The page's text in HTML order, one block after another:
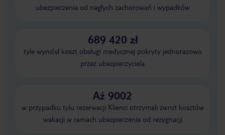
ubezpieczenia od nagłych zachorowań i wypadków
689 420 zł
tyle wyniósł koszt obsługi medycznej pokryty jednorazowo
przez ubezpieczyciela
Aż 9002
w przypadku tylu rezerwacji Klienci otrzymali zwrot kosztów
wakacji w ramach ubezpieczenia od rezygnacji